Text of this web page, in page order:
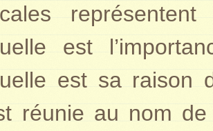
représentent
est
est sa raison
réunie au nom